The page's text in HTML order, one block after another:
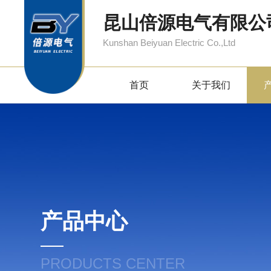
昆山倍源电气有限公
Kunshan Beiyuan Electric Co.,Ltd
首页 关于我们
产品中心
PRODUCTS CENTER